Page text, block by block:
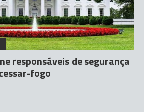
responsáveis de segurança
fogo